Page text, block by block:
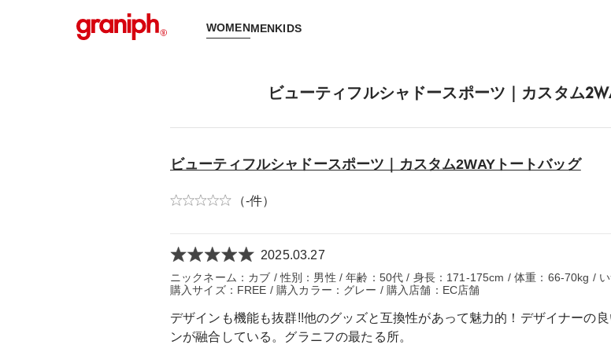
WOMENMENKIDS
ビューティフルシャドースポーツ｜カスタム
ビューティフルシャドースポーツ｜カスタム2WAYトートバッグ
（-件）
2025.03.27
ニックネーム：カブ / 性別：男性 / 年齢：50代 / 身長：171-175cm / 体重：66-70kg /
購入サイズ：FREE / 購入カラー：グレー / 購入店舗：EC店舗
デザインも機能も抜群!!他のグッズと互換性があって魅力的！デザイナーの
ンが融合している。グラニフの最たる所。